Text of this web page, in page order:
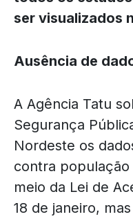
ser visualizados
Ausência de
A Agência Tatu
Segurança
Nordeste os
contra
meio da Lei de
18 de janeiro,